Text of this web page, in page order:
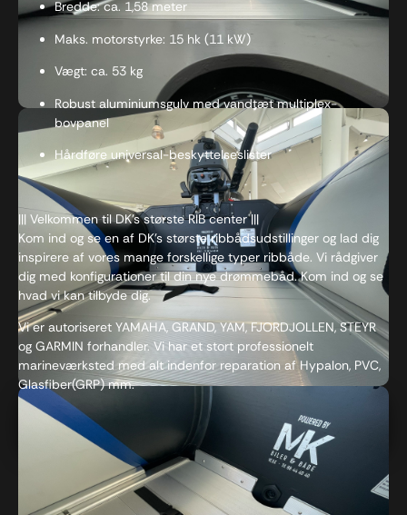
10.260,- DKK
ModelYam310STi-V
Bredde: ca. 1,58 meter
Maks. motorstyrke: 15 hk (11 kW)
Vægt: ca. 53 kg
Robust aluminiumsgulv med vandtæt multiplex-
bovpanel
Hårdføre universal-beskyttelseslister
||| Velkommen til DK’s største RIB center |||
Kom ind og se en af DK’s største ribbådsudstillinger og lad dig
inspirere af vores mange forskellige typer ribbåde. Vi rådgiver
dig med konfigurationer til din nye drømmebåd. Kom ind og se
hvad vi kan tilbyde dig.
Vi er autoriseret YAMAHA, GRAND, YAM, FJORDJOLLEN, STEYR
og GARMIN forhandler. Vi har et stort professionelt
marineværksted med alt indenfor reparation af Hypalon, PVC,
Glasfiber(GRP) mm.